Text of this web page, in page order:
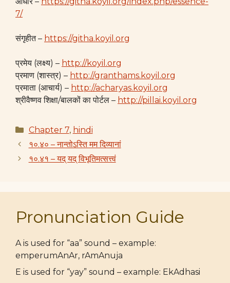
7/
संगृहीत – https://githa.koyil.org
प्रमेय (लक्ष्य) – http://koyil.org
प्रमाण (शास्त्र) – http://granthams.koyil.org
प्रमाता (आचार्य) – http://acharyas.koyil.org
श्रीवैष्णव शिक्षा/बालकों का पोर्टल – http://pillai.koyil.org
Categories
Chapter 7, hindi
१०.४० – नान्तोऽस्ति मम दिव्यानां
१०.४१ – यद् यद् विभूतिमत्सत्त्वं
Pronunciation Guide
A is used for “aa” sound – example:
emperumAnAr, rAmAnuja
E is used for “yay” sound – example: EkAdhasi